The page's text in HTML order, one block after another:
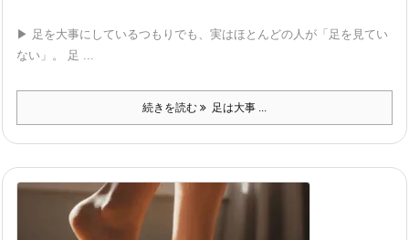
▶ 足を大事にしているつもりでも、実はほとんどの人が「足を見てい
ない」。 足 ...
続きを読む 足は大事 ...